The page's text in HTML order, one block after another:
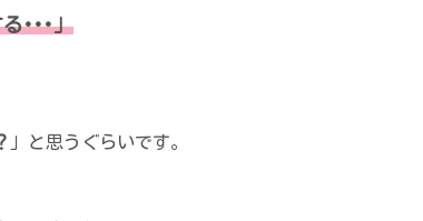
･･･」
」と思うぐらいです。